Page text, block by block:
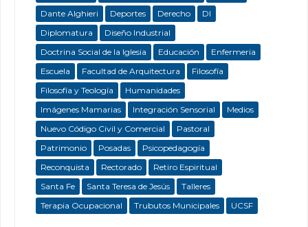
Dante Alghieri
Deportes Derecho
DI
Diplomatura
Diseño Industrial
Doctrina Social de la Iglesia
Educación
Enfermeria
Escuela
Facultad de Arquitectura
Filosofía
Filosofía y Teología
Humanidades
Imágenes Mamarias
Integración Sensorial
Medios
Nuevo Código Civil y Comercial
Pastoral
Patrimonio
Posadas
Psicopedagogía
Reconquista
Rectorado
Retiro Espiritual
Santa Fe
Santa Teresa de Jesús
Talleres
Terapia Ocupacional
Trubutos Municipales UCSF